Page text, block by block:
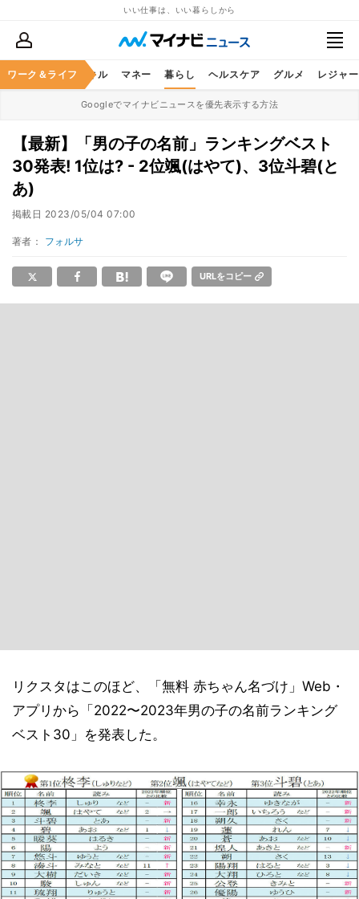
いい仕事は、いい暮らしから
ワーク＆ライフ
ア ビジネススキル マネー 暮らし ヘルスケア グルメ レジャー
Googleでマイナビニュースを優先表示する方法
【最新】「男の子の名前」ランキングベスト
30発表! 1位は? - 2位颯(はやて)、3位斗碧(と
あ)
掲載日 2023/05/04 07:00
著者： フォルサ
URLをコピー
リクスタはこのほど、「無料 赤ちゃん名づけ」Web・
アプリから「2022〜2023年男の子の名前ランキング
ベスト30」を発表した。